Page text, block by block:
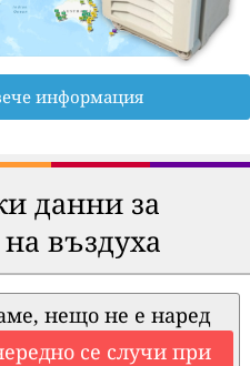
информация
данни за
въздуха
нещо не е наред
се случи при